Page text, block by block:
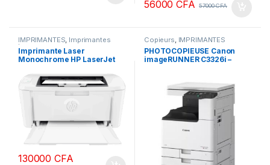
56000CFA 57000CFA
IMPRIMANTES, Imprimantes
laser
Imprimante Laser
Monochrome HP LaserJet
130000CFA
Copieurs, IMPRIMANTES
PHOTOCOPIEUSE Canon
imageRUNNER C3326i –